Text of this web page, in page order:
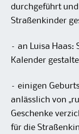
durchgeführt
Straßenkinder
– an Luisa Haas:
Kalender
– einigen
anlässlich von
Geschenke
für die